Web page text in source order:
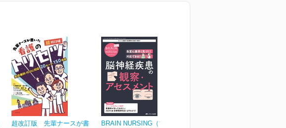
超改訂版 先輩ナースが書
BRAIN NURSING（ブレイ